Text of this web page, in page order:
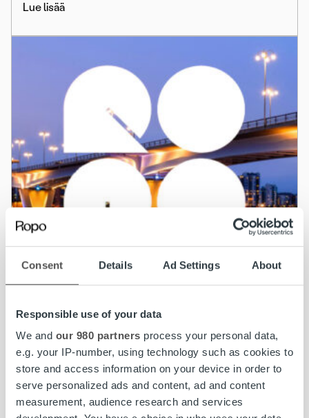
Consent Details Ad Settings About
Responsible use of your data
We and our 980 partners process your personal data,
e.g. your IP-number, using technology such as cookies to
store and access information on your device in order to
serve personalized ads and content, ad and content
measurement, audience research and services
Lue lisää
Uncategorized
Haemme Lakimiestä Kuopioon
Lue lisää